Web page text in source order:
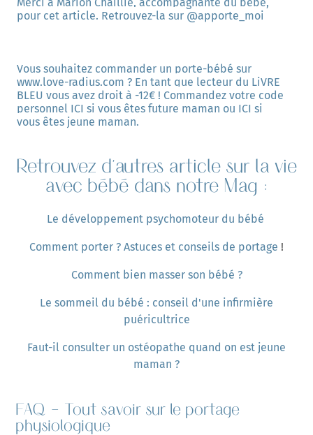
pour cet article. Retrouvez-la sur @apporte_moi
Vous souhaitez commander un porte-bébé sur
www.love-radius.com ? En tant que lecteur du LiVRE
BLEU vous avez droit à -12€ ! Commandez votre code
personnel ICI si vous êtes future maman ou ICI si
vous êtes jeune maman.
Retrouvez d'autres article sur la vie
avec bébé dans notre Mag :
Le développement psychomoteur du bébé
Comment porter ? Astuces et conseils de portage !
Comment bien masser son bébé ?
Le sommeil du bébé : conseil d'une infirmière
puéricultrice
Faut-il consulter un ostéopathe quand on est jeune
maman ?
FAQ – Tout savoir sur le portage
physiologique